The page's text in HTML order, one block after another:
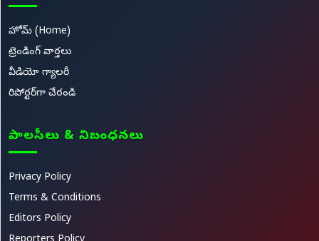
హోమ్ (Home)
ట్రెండింగ్ వార్తలు
వీడియో గ్యాలరీ
రిపోర్టర్‌గా చేరండి
పాలసీలు & నిబంధనలు
Privacy Policy
Terms & Conditions
Editors Policy